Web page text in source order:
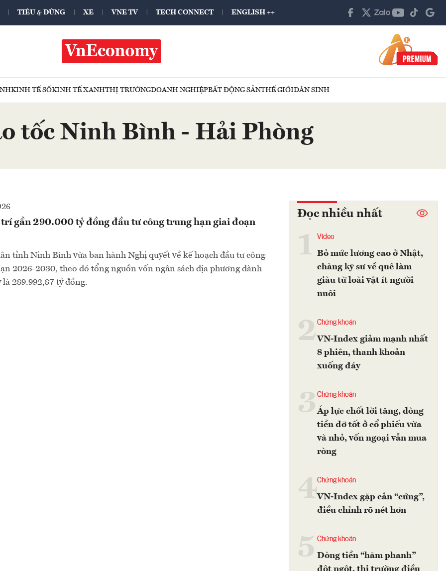
TIÊU & DÙNG XE VNE TV TECH CONNECT ENGLISH ++
KINH TẾ SỐKINH TẾ XANHTHỊ TRƯỜNGDOANH NGHIỆPBẤT ĐỘNG SẢNTHẾ GIỚIDÂN SINH
tốc Ninh Bình - Hải Phòng
gần 290.000 tỷ đồng đầu tư công trung hạn giai đoạn
tỉnh Ninh Bình vừa ban hành Nghị quyết về kế hoạch đầu tư công
2026-2030, theo đó tổng nguồn vốn ngân sách địa phương dành
là 289.992,87 tỷ đồng.
Đọc nhiều nhất
Video
Bỏ mức lương cao ở Nhật,
chàng kỹ sư về quê làm
giàu từ loài vật ít người
nuôi
2Chứng khoán
VN-Index giảm mạnh nhất
8 phiên, thanh khoản
xuống đáy
Chứng khoán
Áp lực chốt lời tăng, dòng
tiền đỡ tốt ở cổ phiếu vừa
và nhỏ, vốn ngoại vẫn mua
ròng
4Chứng khoán
VN-Index gặp cản “cứng”,
điều chỉnh rõ nét hơn
Chứng khoán
Dòng tiền “hãm phanh”
đột ngột, thị trường điều